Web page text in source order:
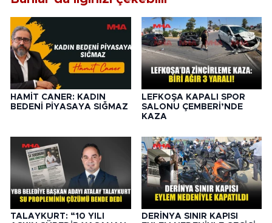
HAMİT CANER: KADIN
BEDENİ PİYASAYA SIĞMAZ
LEFKOŞA KAPALI SPOR
SALONU ÇEMBERİ’NDE
KAZA
TALAYKURT: “10 YILI
DERİNYA SINIR KAPISI